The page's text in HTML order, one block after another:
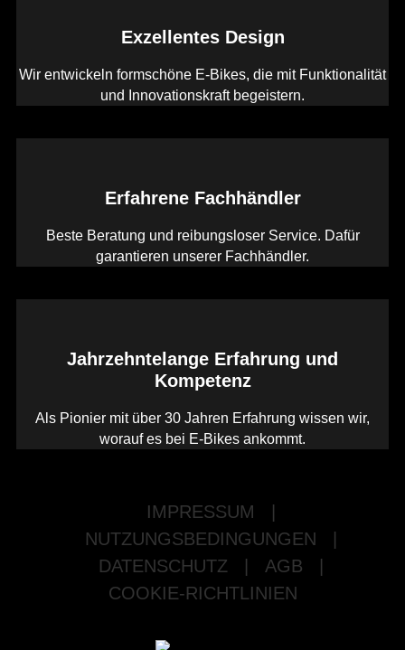
Exzellentes Design
Wir entwickeln formschöne E-Bikes, die mit Funktionalität
und Innovationskraft begeistern.
Erfahrene Fachhändler
Beste Beratung und reibungsloser Service. Dafür
garantieren unserer Fachhändler.
Jahrzehntelange Erfahrung und
Kompetenz
Als Pionier mit über 30 Jahren Erfahrung wissen wir,
worauf es bei E-Bikes ankommt.
IMPRESSUM
NUTZUNGSBEDINGUNGEN
DATENSCHUTZ
AGB
COOKIE-RICHTLINIEN